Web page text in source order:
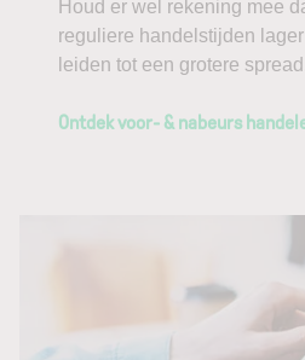
Houd er wel rekening mee
reguliere handelstijden
leiden tot een grotere
Ontdek voor- & nabeurs